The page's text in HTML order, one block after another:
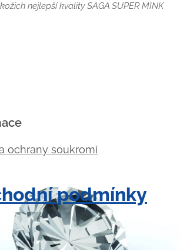
nejlepší kvality SAGA SUPER MINK
nejlepší kvality SAGA SUPER MINK
ochrany soukromí
podmínky